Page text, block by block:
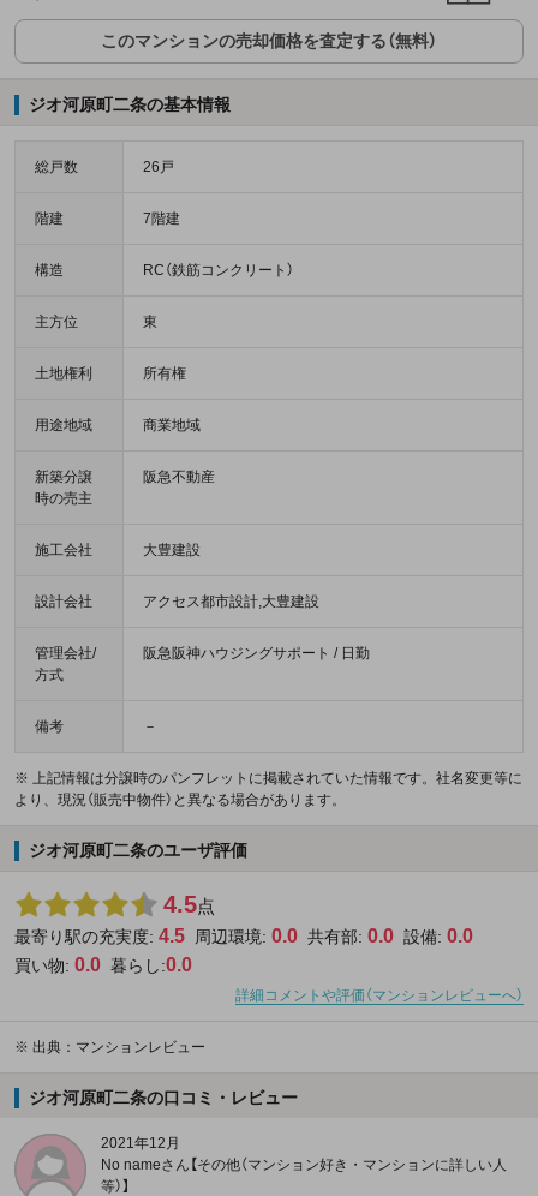
このマンションの売却価格を査定する（無料）
ジオ河原町二条の基本情報
総戸数 26戸
階建 7階建
構造 RC（鉄筋コンクリート）
主方位 東
土地権利 所有権
用途地域 商業地域
新築分譲
時の売主
阪急不動産
施工会社 大豊建設
設計会社 アクセス都市設計,大豊建設
管理会社/
方式
阪急阪神ハウジングサポート / 日勤
備考 －
※ 上記情報は分譲時のパンフレットに掲載されていた情報です。社名変更等に
より、現況（販売中物件）と異なる場合があります。
ジオ河原町二条のユーザ評価
4.5点
最寄り駅の充実度: 4.5 周辺環境: 0.0 共有部: 0.0 設備: 0.0
買い物: 0.0 暮らし:0.0
詳細コメントや評価（マンションレビューへ）
※ 出典：マンションレビュー
ジオ河原町二条の口コミ・レビュー
2021年12月
No nameさん【その他（マンション好き・マンションに詳しい人
等）】